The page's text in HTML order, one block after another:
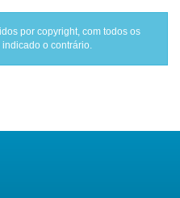
por copyright, com todos os
o contrário.